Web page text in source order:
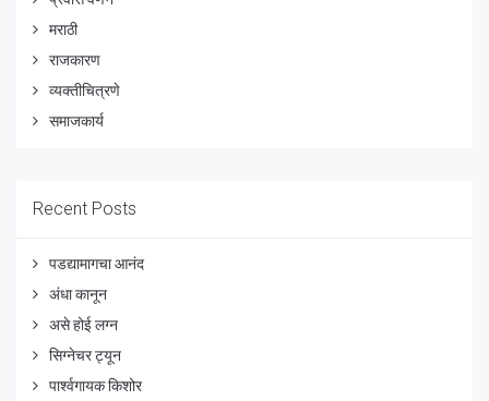
मराठी
राजकारण
व्यक्तीचित्रणे
समाजकार्य
Recent Posts
पडद्यामागचा आनंद
अंधा कानून
असे होई लग्न
सिग्नेचर ट्यून
पार्श्वगायक किशोर